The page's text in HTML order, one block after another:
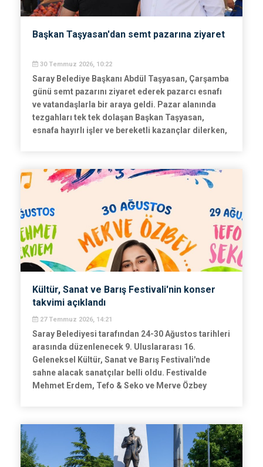
Başkan Taşyasan'dan semt pazarına ziyaret
30 Temmuz 2026, 10:22
Saray Belediye Başkanı Abdül Taşyasan, Çarşamba
günü semt pazarını ziyaret ederek pazarcı esnafı
ve vatandaşlarla bir araya geldi. Pazar alanında
tezgahları tek tek dolaşan Başkan Taşyasan,
esnafa hayırlı işler ve bereketli kazançlar dilerken,
Kültür, Sanat ve Barış Festivali'nin konser
takvimi açıklandı
27 Temmuz 2026, 14:21
Saray Belediyesi tarafından 24-30 Ağustos tarihleri
arasında düzenlenecek 9. Uluslararası 16.
Geleneksel Kültür, Sanat ve Barış Festivali'nde
sahne alacak sanatçılar belli oldu. Festivalde
Mehmet Erdem, Tefo & Seko ve Merve Özbey